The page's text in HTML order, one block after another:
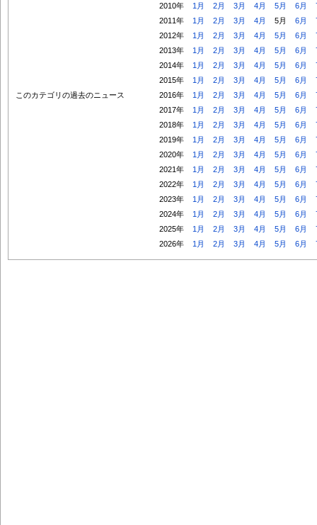
このカテゴリの過去のニュース
2010年 1月 2月 3月 4月 5月 6月
2011年
1月 2月 3月 4月 5月 6月
2012年
1月 2月 3月 4月 5月 6月
2013年
1月 2月 3月 4月 5月 6月
2014年
1月 2月 3月 4月 5月 6月
2015年
1月 2月 3月 4月 5月 6月
2016年
1月 2月 3月 4月 5月 6月
2017年
1月 2月 3月 4月 5月 6月
2018年
1月 2月 3月 4月 5月 6月
2019年
1月 2月 3月 4月 5月 6月
2020年
1月 2月 3月 4月 5月 6月
2021年
1月 2月 3月 4月 5月 6月
2022年
1月 2月 3月 4月 5月 6月
2023年
1月 2月 3月 4月 5月 6月
2024年
1月 2月 3月 4月 5月 6月
2025年
1月 2月 3月 4月 5月 6月
2026年
1月 2月 3月 4月 5月 6月